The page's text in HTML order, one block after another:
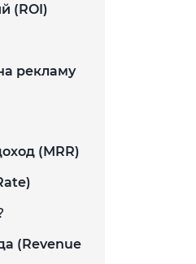
(ROI)
рекламу
(MRR)
(Revenue